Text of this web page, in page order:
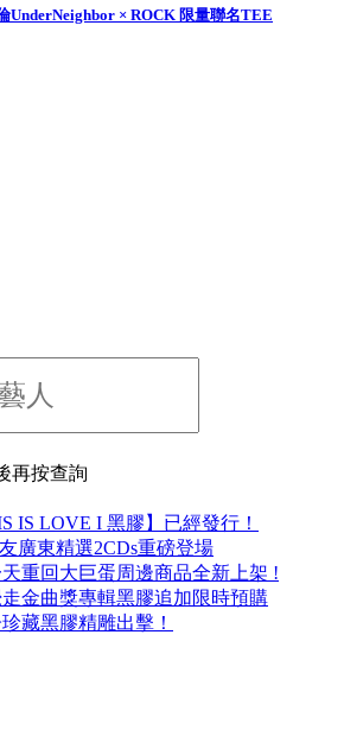
UnderNeighbor × ROCK 限量聯名TEE
再按查詢
IS LOVE I 黑膠】已經發行！
廣東精選2CDs重磅登場
重回大巨蛋周邊商品全新上架 !
金曲獎專輯黑膠追加限時預購
藏黑膠精雕出擊！